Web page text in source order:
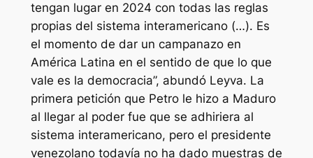
tengan lugar en 2024 con todas las reglas
propias del sistema interamericano (…). Es
el momento de dar un campanazo en
América Latina en el sentido de que lo que
vale es la democracia”, abundó Leyva. La
primera petición que Petro le hizo a Maduro
al llegar al poder fue que se adhiriera al
sistema interamericano, pero el presidente
venezolano todavía no ha dado muestras de